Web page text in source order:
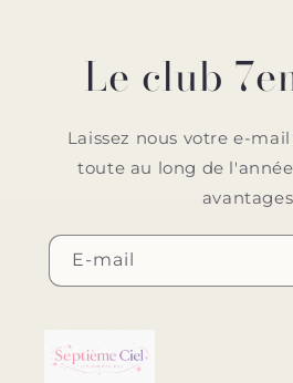
Le club
Laissez nous votre e-
toute au long de
avantages
E-mail